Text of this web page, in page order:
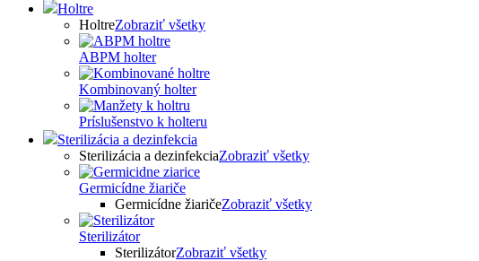
Holtre
HoltreZobraziť všetky
ABPM holter
Kombinovaný holter
Príslušenstvo k holteru
Sterilizácia a dezinfekcia
Sterilizácia a dezinfekciaZobraziť všetky
Germicídne žiariče
Germicídne žiaričeZobraziť všetky
Sterilizátor
SterilizátorZobraziť všetky